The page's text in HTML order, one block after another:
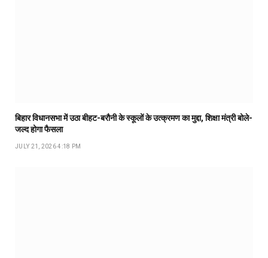
बिहार विधानसभा में उठा बीहट-बरौनी के स्कूलों के उत्क्रमण का मुद्दा, शिक्षा मंत्री बोले-
जल्द होगा फैसला
JULY 21, 2026 4:18 PM